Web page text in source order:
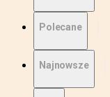
Polecane
Najnowsze